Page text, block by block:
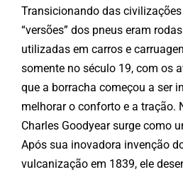
Transicionando das
“versões” dos pneus eram
utilizadas em carros e
somente no século 19, com os
que a borracha começou a ser
melhorar o conforto e a tração.
Charles Goodyear surge como
Após sua inovadora invenção
vulcanização em 1839, ele